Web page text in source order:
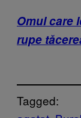
Omul care
rupe
Tagged: